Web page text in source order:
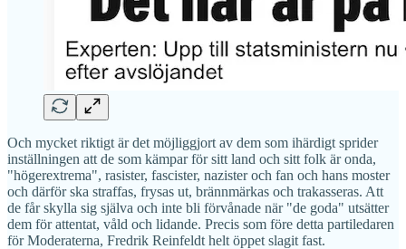
Och mycket riktigt är det möjliggjort av dem som ihärdigt sprider
inställningen att de som kämpar för sitt land och sitt folk är onda,
"högerextrema", rasister, fascister, nazister och fan och hans moster
och därför ska straffas, frysas ut, brännmärkas och trakasseras. Att
de får skylla sig själva och inte bli förvånade när "de goda" utsätter
dem för attentat, våld och lidande. Precis som före detta partiledaren
för Moderaterna, Fredrik Reinfeldt helt öppet slagit fast.